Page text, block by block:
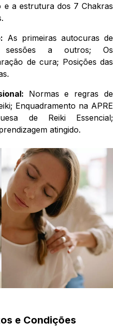
e a estrutura dos 7 Chakras
As primeiras autocuras de
sessões a outros; Os
de cura; Posições das
Normas e regras de
Enquadramento na APRE
de Reiki Essencial;
atingido.
e Condições